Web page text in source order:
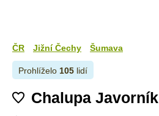
ČR Jižní Čechy Šumava
Prohlíželo 105 lidí
Chalupa Javorník